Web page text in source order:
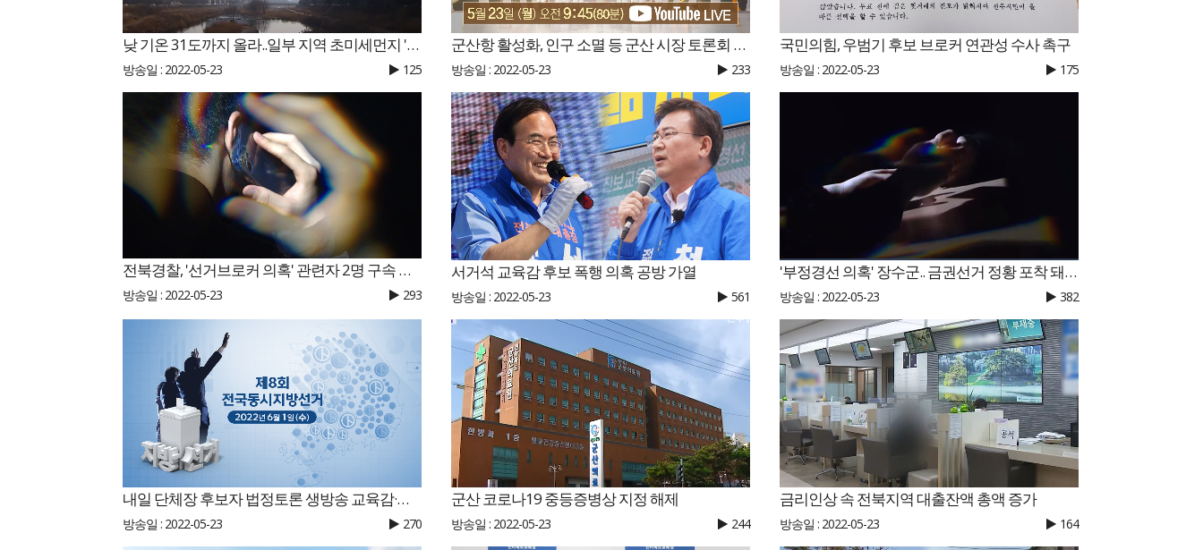
낮 기온 31도까지 올라..일부 지역 초미세먼지 '나쁨'
방송일 : 2022-05-23 125
군산항 활성화, 인구 소멸 등 군산 시장 토론회 열려
방송일 : 2022-05-23 233
국민의힘, 우범기 후보 브로커 연관성 수사 촉구
방송일 : 2022-05-23 175
전북경찰, '선거브로커 의혹' 관련자 2명 구속 송치
방송일 : 2022-05-23 293
서거석 교육감 후보 폭행 의혹 공방 가열
방송일 : 2022-05-23 561
'부정경선 의혹' 장수군.. 금권선거 정황 포착 돼 1명 체포
방송일 : 2022-05-23 382
내일 단체장 후보자 법정토론 생방송 교육감·순창군수·진안군수
방송일 : 2022-05-23 270
군산 코로나19 중등증병상 지정 해제
방송일 : 2022-05-23 244
금리인상 속 전북지역 대출잔액 총액 증가
방송일 : 2022-05-23 164